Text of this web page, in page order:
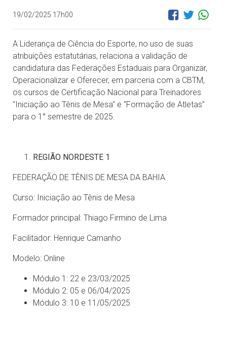
19/02/2025 17h00
A Liderança de Ciência do Esporte, no uso de suas
atribuições estatutárias, relaciona a validação de
candidatura das Federações Estaduais para Organizar,
Operacionalizar e Oferecer, em parceria com a CBTM,
os cursos de Certificação Nacional para Treinadores
"Iniciação ao Tênis de Mesa" e "Formação de Atletas"
para o 1° semestre de 2025.
REGIÃO NORDESTE 1
FEDERAÇÃO DE TÊNIS DE MESA DA BAHIA
Curso: Iniciação ao Tênis de Mesa
Formador principal: Thiago Firmino de Lima
Facilitador: Henrique Camanho
Modelo: Online
Módulo 1: 22 e 23/03/2025
Módulo 2: 05 e 06/04/2025
Módulo 3: 10 e 11/05/2025